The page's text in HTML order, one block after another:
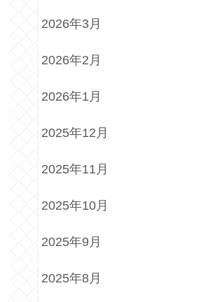
2026年3月
2026年2月
2026年1月
2025年12月
2025年11月
2025年10月
2025年9月
2025年8月